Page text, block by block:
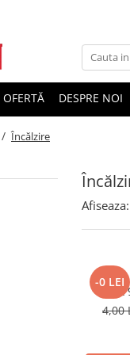
OFERTĂ DESPRE NOI
Încălzire
Afiseaza:
-0 LEI
Cot
4,00